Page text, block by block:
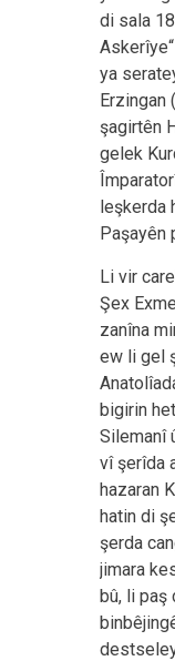
di sala
Askerîye“
ya
Erzingan
şagirtên
gelek
leşkerda
Paşayên
Li vir
Şex
zanîna
ew li gel
bigirin
Silemanî
vî şerîda
hazaran
hatin di
şerda
jimara
bû, li paş